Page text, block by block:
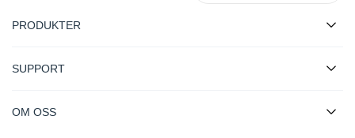
PRODUKTER
SUPPORT
OM OSS